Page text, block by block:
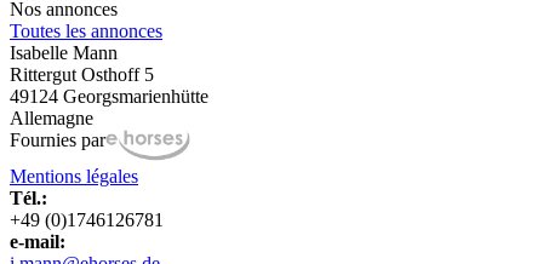
Nos annonces
Toutes les annonces
Isabelle Mann
Rittergut Osthoff 5
49124 Georgsmarienhütte
Allemagne
Fournies par
Mentions légales
Tél.:
+49 (0)1746126781
e-mail: